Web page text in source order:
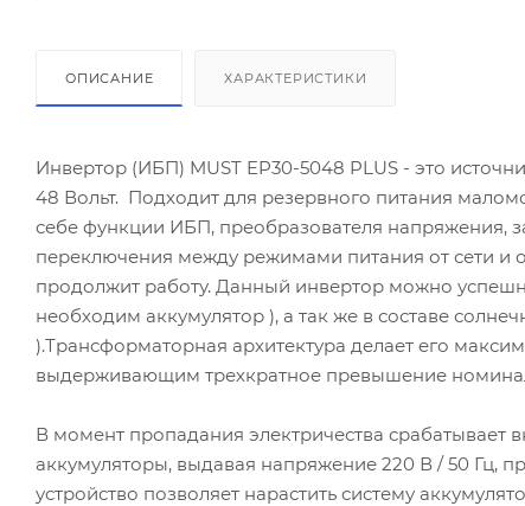
ОПИСАНИЕ ХАРАКТЕРИСТИКИ
Инвертор (ИБП) MUST EP30-5048 PLUS - это
48 Вольт. Подходит для резервного питания
себе функции ИБП, преобразователя напряжения,
переключения между режимами питания от сети и
продолжит работу. Данный инвертор можно
необходим аккумулятор ), а так же в составе
).Трансформаторная архитектура делает его
выдерживающим трехкратное превышение
В момент пропадания электричества срабатывает
аккумуляторы, выдавая напряжение 220 В / 50 Гц,
устройство позволяет нарастить систему